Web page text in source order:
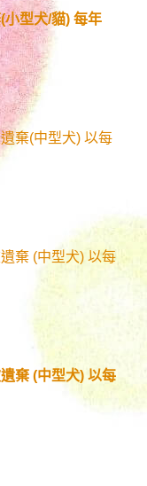
小型犬/貓) 每年
棄(中型犬) 以每
棄 (中型犬) 以每
棄 (中型犬) 以每